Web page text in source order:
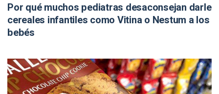
Por qué muchos pediatras desaconsejan darle
cereales infantiles como Vitina o Nestum a los
bebés